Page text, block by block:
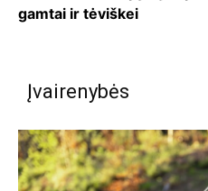
gamtai ir tėviškei
Įvairenybės